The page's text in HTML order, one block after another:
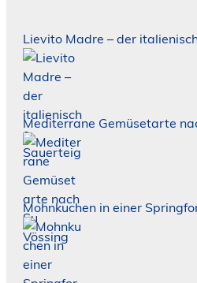
Lievito Madre – der
Mediterrane Gemüsetarte
Mohnkuchen in einer